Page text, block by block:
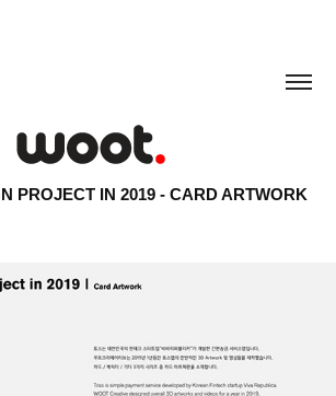
PROJECT IN 2019 - CARD ARTWORK